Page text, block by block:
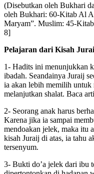
(Disebutkan oleh Bukhari
oleh Bukhari: 60-Kitab Al
Maryam”. Muslim: 45-
8]
Pelajaran dari Kisah
1- Hadits ini menunjukkan
ibadah. Seandainya Juraij
ia akan lebih memilih
melanjutkan shalat. Baca
2- Seorang anak harus
Karena jika ia sampai
mendoakan jelek, maka itu
kisah Juraij di atas, ia tahu
tersenyum.
3- Bukti do’a jelek dari ibu